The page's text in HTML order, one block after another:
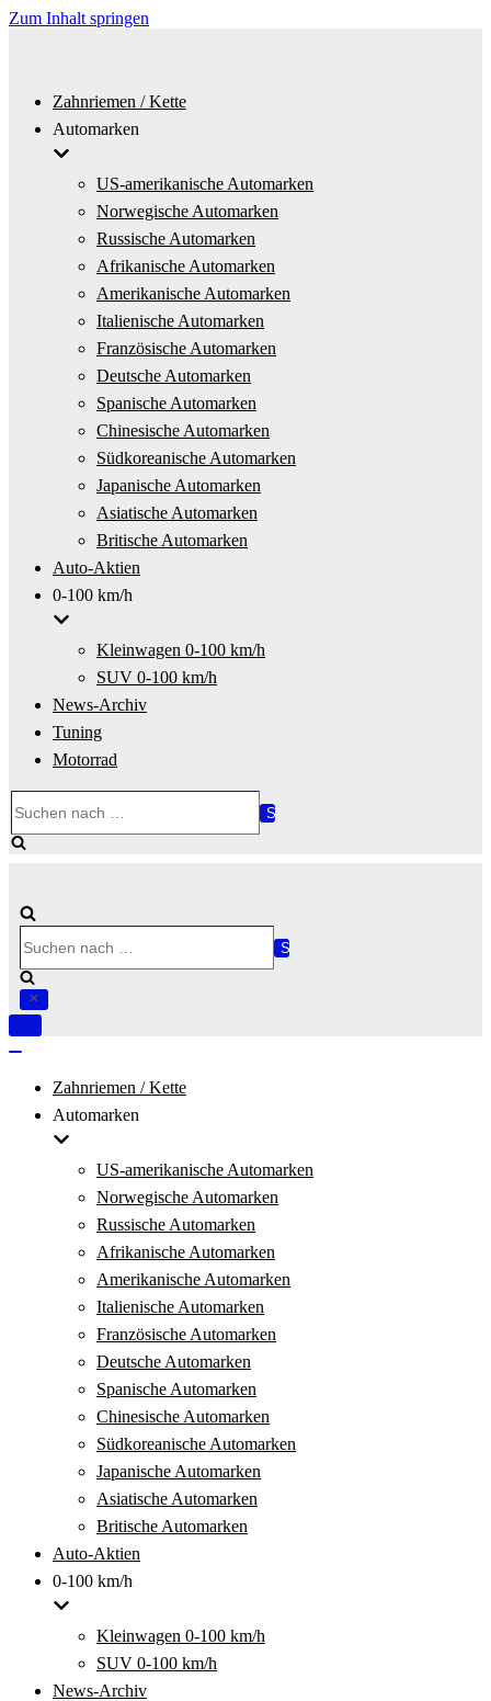
Zum Inhalt springen
Zahnriemen / Kette
Automarken
US-amerikanische Automarken
Norwegische Automarken
Russische Automarken
Afrikanische Automarken
Amerikanische Automarken
Italienische Automarken
Französische Automarken
Deutsche Automarken
Spanische Automarken
Chinesische Automarken
Südkoreanische Automarken
Japanische Automarken
Asiatische Automarken
Britische Automarken
Auto-Aktien
0-100 km/h
Kleinwagen 0-100 km/h
SUV 0-100 km/h
News-Archiv
Tuning
Motorrad
nach …
nach …
Navigation
Zahnriemen / Kette
Automarken
US-amerikanische Automarken
Norwegische Automarken
Russische Automarken
Afrikanische Automarken
Amerikanische Automarken
Italienische Automarken
Französische Automarken
Deutsche Automarken
Spanische Automarken
Chinesische Automarken
Südkoreanische Automarken
Japanische Automarken
Asiatische Automarken
Britische Automarken
Auto-Aktien
0-100 km/h
Kleinwagen 0-100 km/h
SUV 0-100 km/h
News-Archiv